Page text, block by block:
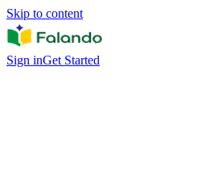
Skip to content
Sign inGet Started